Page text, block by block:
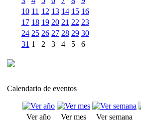
10 11 12 13 14 15 16
17 18 19 20 21 22 23
24 25 26 27 28 29 30
31 1 2 3 4 5 6
Calendario de eventos
Ver año Ver mes Ver semana